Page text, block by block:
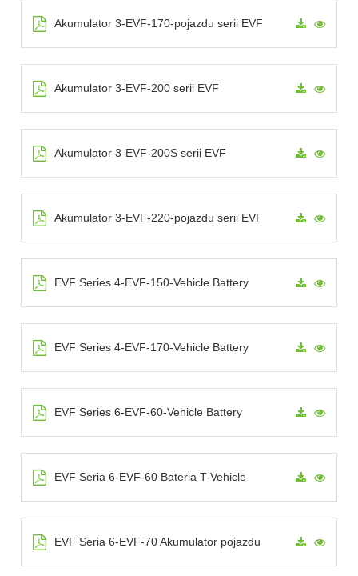
Akumulator 3-EVF-170-pojazdu serii EVF
Akumulator 3-EVF-200 serii EVF
Akumulator 3-EVF-200S serii EVF
Akumulator 3-EVF-220-pojazdu serii EVF
EVF Series 4-EVF-150-Vehicle Battery
EVF Series 4-EVF-170-Vehicle Battery
EVF Series 6-EVF-60-Vehicle Battery
EVF Seria 6-EVF-60 Bateria T-Vehicle
EVF Seria 6-EVF-70 Akumulator pojazdu